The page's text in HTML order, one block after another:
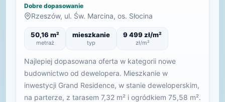
Dobre dopasowanie
Rzeszów, ul. Św. Marcina, os. Słocina
50,16 m²
metraż
mieszkanie
typ
9 499 zł/m²
zł/m²
Najlepiej dopasowana oferta w kategorii nowe
budownictwo od dewelopera. Mieszkanie w
inwestycji Grand Residence, w stanie deweloperskim,
na parterze, z tarasem 7,32 m² i ogródkiem 75,58 m².